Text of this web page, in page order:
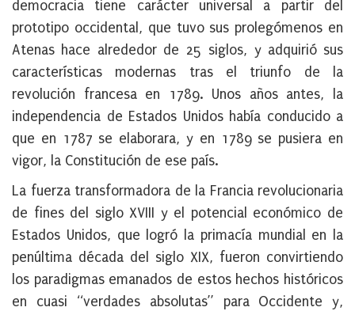
democracia tiene carácter universal a partir del
prototipo occidental, que tuvo sus prolegómenos en
Atenas hace alrededor de 25 siglos, y adquirió sus
características modernas tras el triunfo de la
revolución francesa en 1789. Unos años antes, la
independencia de Estados Unidos había conducido a
que en 1787 se elaborara, y en 1789 se pusiera en
vigor, la Constitución de ese país.
La fuerza transformadora de la Francia revolucionaria
de fines del siglo XVIII y el potencial económico de
Estados Unidos, que logró la primacía mundial en la
penúltima década del siglo XIX, fueron convirtiendo
los paradigmas emanados de estos hechos históricos
en cuasi “verdades absolutas” para Occidente y,